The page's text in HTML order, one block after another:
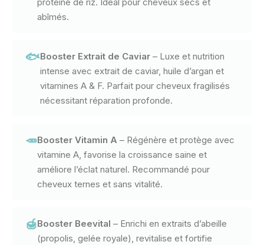
protéine de riz. Idéal pour cheveux secs et
abîmés.
🐟Booster Extrait de Caviar – Luxe et nutrition
intense avec extrait de caviar, huile d’argan et
vitamines A & F. Parfait pour cheveux fragilisés
nécessitant réparation profonde.
🥕Booster Vitamin A – Régénère et protège avec
vitamine A, favorise la croissance saine et
améliore l’éclat naturel. Recommandé pour
cheveux ternes et sans vitalité.
🍯Booster Beevital – Enrichi en extraits d’abeille
(propolis, gelée royale), revitalise et fortifie